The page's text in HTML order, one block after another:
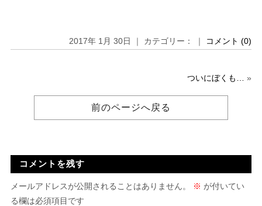
2017年 1月 30日 ｜ カテゴリー： ｜ コメント (0)
ついにぼくも… »
前のページへ戻る
コメントを残す
メールアドレスが公開されることはありません。 ※ が付いてい
る欄は必須項目です